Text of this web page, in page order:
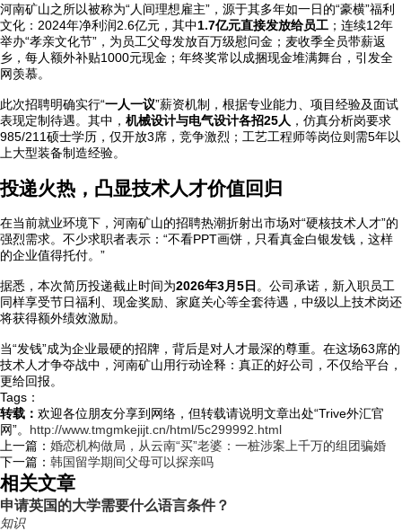
河南矿山之所以被称为“人间理想雇主”，源于其多年如一日的“豪横”福利
文化：2024年净利润2.6亿元，其中1.7亿元直接发放给员工 ；连续12年
举办“孝亲文化节”，为员工父母发放百万级慰问金；麦收季全员带薪返
乡，每人额外补贴1000元现金；年终奖常以成捆现金堆满舞台，引发全
网羡慕。
此次招聘明确实行“一人一议”薪资机制，根据专业能力、项目经验及面试
表现定制待遇。其中， 机械设计与电气设计各招25人 ，仿真分析岗要求
985/211硕士学历，仅开放3席，竞争激烈；工艺工程师等岗位则需5年以
上大型装备制造经验。
投递火热，凸显技术人才价值回归
在当前就业环境下，河南矿山的招聘热潮折射出市场对“硬核技术人才”的
强烈需求。不少求职者表示：“不看PPT画饼，只看真金白银发钱，这样
的企业值得托付。”
据悉，本次简历投递截止时间为2026年3月5日 。公司承诺，新入职员工
同样享受节日福利、现金奖励、家庭关心等全套待遇，中级以上技术岗还
将获得额外绩效激励。
当“发钱”成为企业最硬的招牌，背后是对人才最深的尊重。在这场63席的
技术人才争夺战中，河南矿山用行动诠释：真正的好公司，不仅给平台，
更给回报。
Tags：
转载： 欢迎各位朋友分享到网络，但转载请说明文章出处“Trive外汇官
网”。 http://www.tmgmkejijt.cn/html/5c299992.html
上一篇： 婚恋机构做局，从云南“买”老婆：一桩涉案上千万的组团骗婚
下一篇： 韩国留学期间父母可以探亲吗
相关文章
申请英国的大学需要什么语言条件？
知识